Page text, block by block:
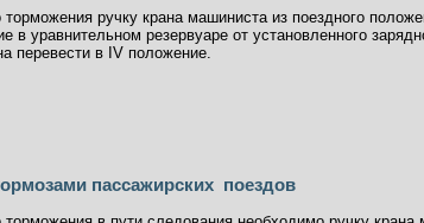
ручку крана машиниста из поездного
в уравнительном резервуаре от установленного
перевести в IV положение.
пассажирских поездов